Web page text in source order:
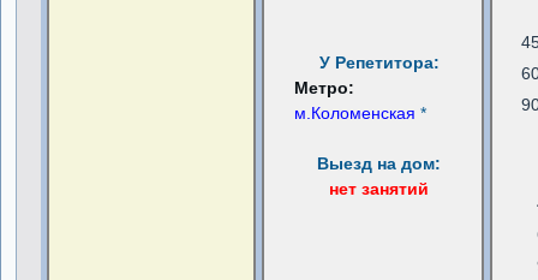
У Репетитора:
Метро:
м.Коломенская *
Выезд на дом:
нет занятий